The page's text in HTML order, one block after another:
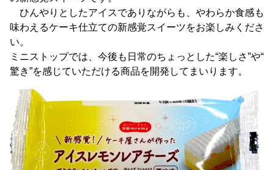
ひんやりとしたアイスでありながらも、やわらか食感も
味わえるケーキ仕立ての新感覚スイーツをお楽しみくださ
い。
ミニストップでは、今後も日常のちょっとした“楽しさ”や“
驚き”を感じていただける商品を開発してまいります。